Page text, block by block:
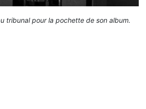
tribunal pour la pochette de son album.